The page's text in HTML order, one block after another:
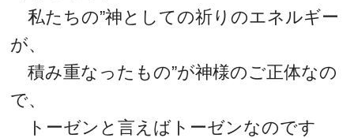
私たちの”神としての祈りのエネルギー
が、
積み重なったもの”が神様のご正体なの
で、
トーゼンと言えばトーゼンなのです